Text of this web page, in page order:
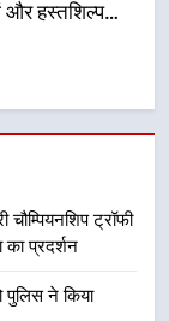
और समितियों
से जुड़ी
ट्रॉफी
का प्रदर्शन
ने किया